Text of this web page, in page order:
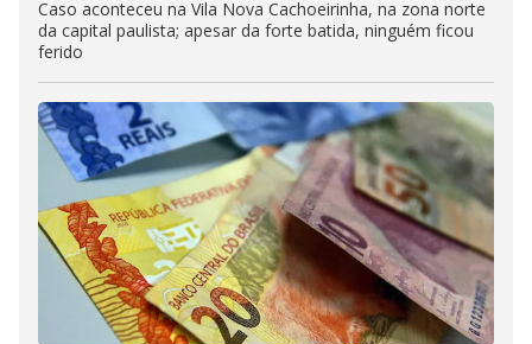
Caso aconteceu na Vila Nova Cachoeirinha, na zona norte
da capital paulista; apesar da forte batida, ninguém ficou
ferido